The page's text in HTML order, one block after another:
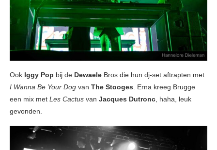
Ook Iggy Pop bij de Dewaele Bros die hun dj-set aftrapten met
I Wanna Be Your Dog van The Stooges. Erna kreeg Brugge
een mix met Les Cactus van Jacques Dutronc, haha, leuk
gevonden.